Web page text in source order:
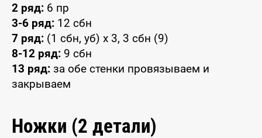
2 ряд: 6 пр
3-6 ряд: 12 сбн
7 ряд: (1 сбн, уб) x 3, 3 сбн (9)
8-12 ряд: 9 сбн
13 ряд: за обе стенки провязываем и
закрываем
Ножки (2 детали)